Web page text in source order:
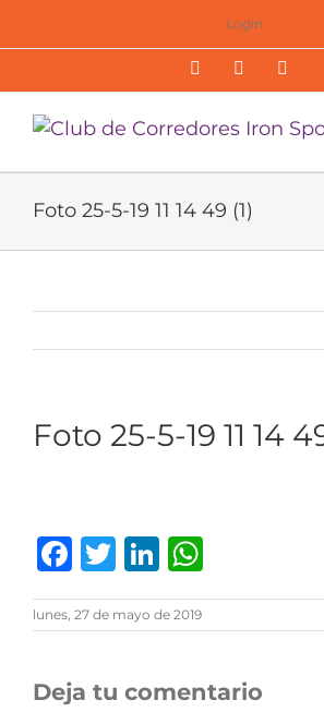
al
Login
FacebookTwitter
Foto 25-5-19 11 14 49 (1)
Foto 25-5-19 11 14
Facebook
TwitterLinkedIn
lunes, 27 de mayo de 2019
Deja tu comentario